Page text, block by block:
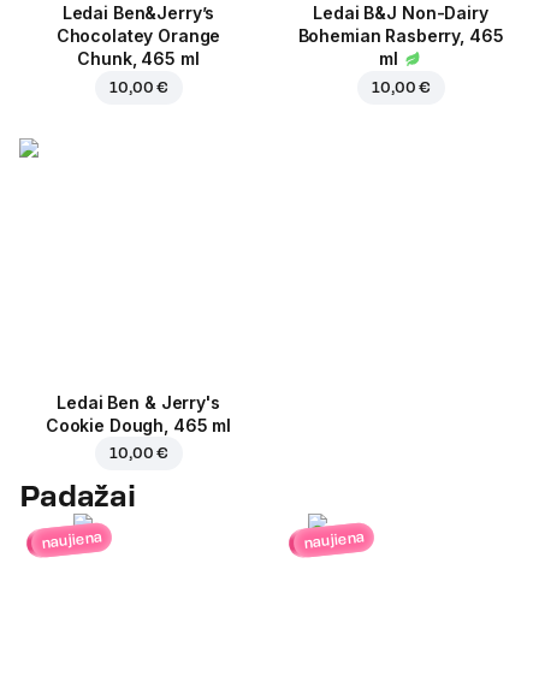
Ledai Ben&Jerry’s
Chocolatey Orange
Chunk, 465 ml
10,00 €
Ledai B&J Non-Dairy
Bohemian Rasberry, 465
ml
10,00 €
Ledai Ben & Jerry's
Cookie Dough, 465 ml
10,00 €
Padažai
naujiena naujiena